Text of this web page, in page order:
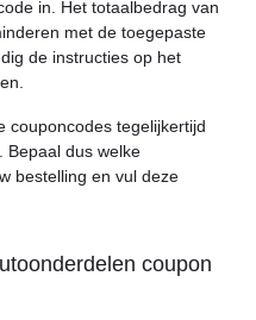
in. Het totaalbedrag van
met de toegepaste
de instructies op het
couponcodes tegelijkertijd
Bepaal dus welke
bestelling en vul deze
coupon